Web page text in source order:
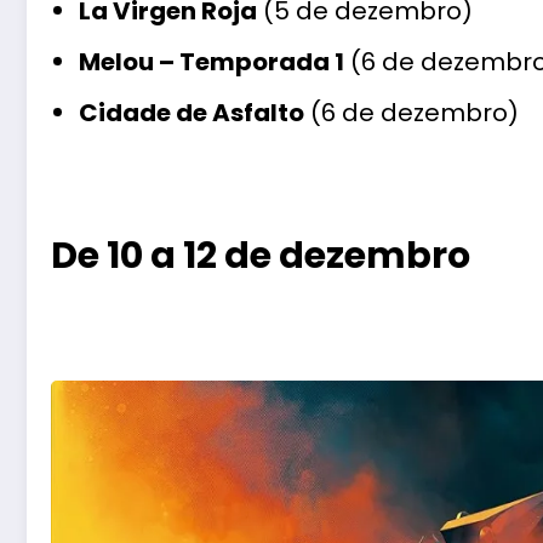
La Virgen Roja (5 de dezembro)
Melou – Temporada 1 (6 de
Cidade de Asfalto(6 de dezembro)
De 10 a 12 de dezembro